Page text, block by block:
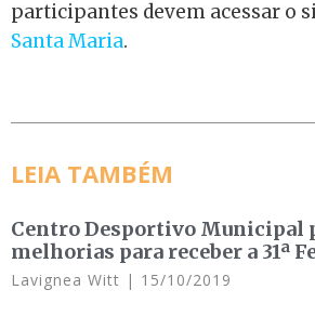
participantes devem acessar o
Santa Maria.
LEIA TAMBÉM
Centro Desportivo Municipal
melhorias para receber a 31ª
Lavignea Witt 15/10/2019